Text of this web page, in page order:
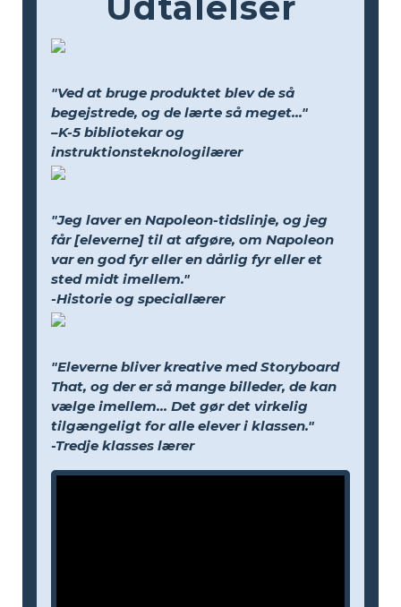
"Ved at bruge produktet blev de så
begejstrede, og de lærte så meget..."
–K-5 bibliotekar og
instruktionsteknologilærer
"Jeg laver en Napoleon-tidslinje, og jeg
får [eleverne] til at afgøre, om Napoleon
var en god fyr eller en dårlig fyr eller et
sted midt imellem."
-Historie og speciallærer
"Eleverne bliver kreative med Storyboard
That, og der er så mange billeder, de kan
vælge imellem... Det gør det virkelig
tilgængeligt for alle elever i klassen."
-Tredje klasses lærer